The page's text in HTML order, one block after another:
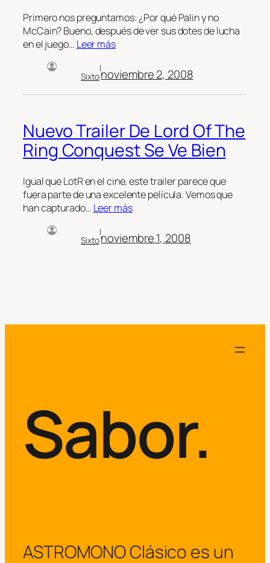
Primero nos preguntamos: ¿Por qué Palin y no
McCain? Bueno, después de ver sus dotes de lucha
en el juego… Leer más
Sixto
|noviembre 2, 2008
Nuevo Trailer De Lord Of The
Ring Conquest Se Ve Bien
Igual que LotR en el cine, este trailer parece que
fuera parte de una excelente película. Vemos que
han capturado… Leer más
Sixto
|noviembre 1, 2008
Sabor.
ASTROMONO Clásico es un